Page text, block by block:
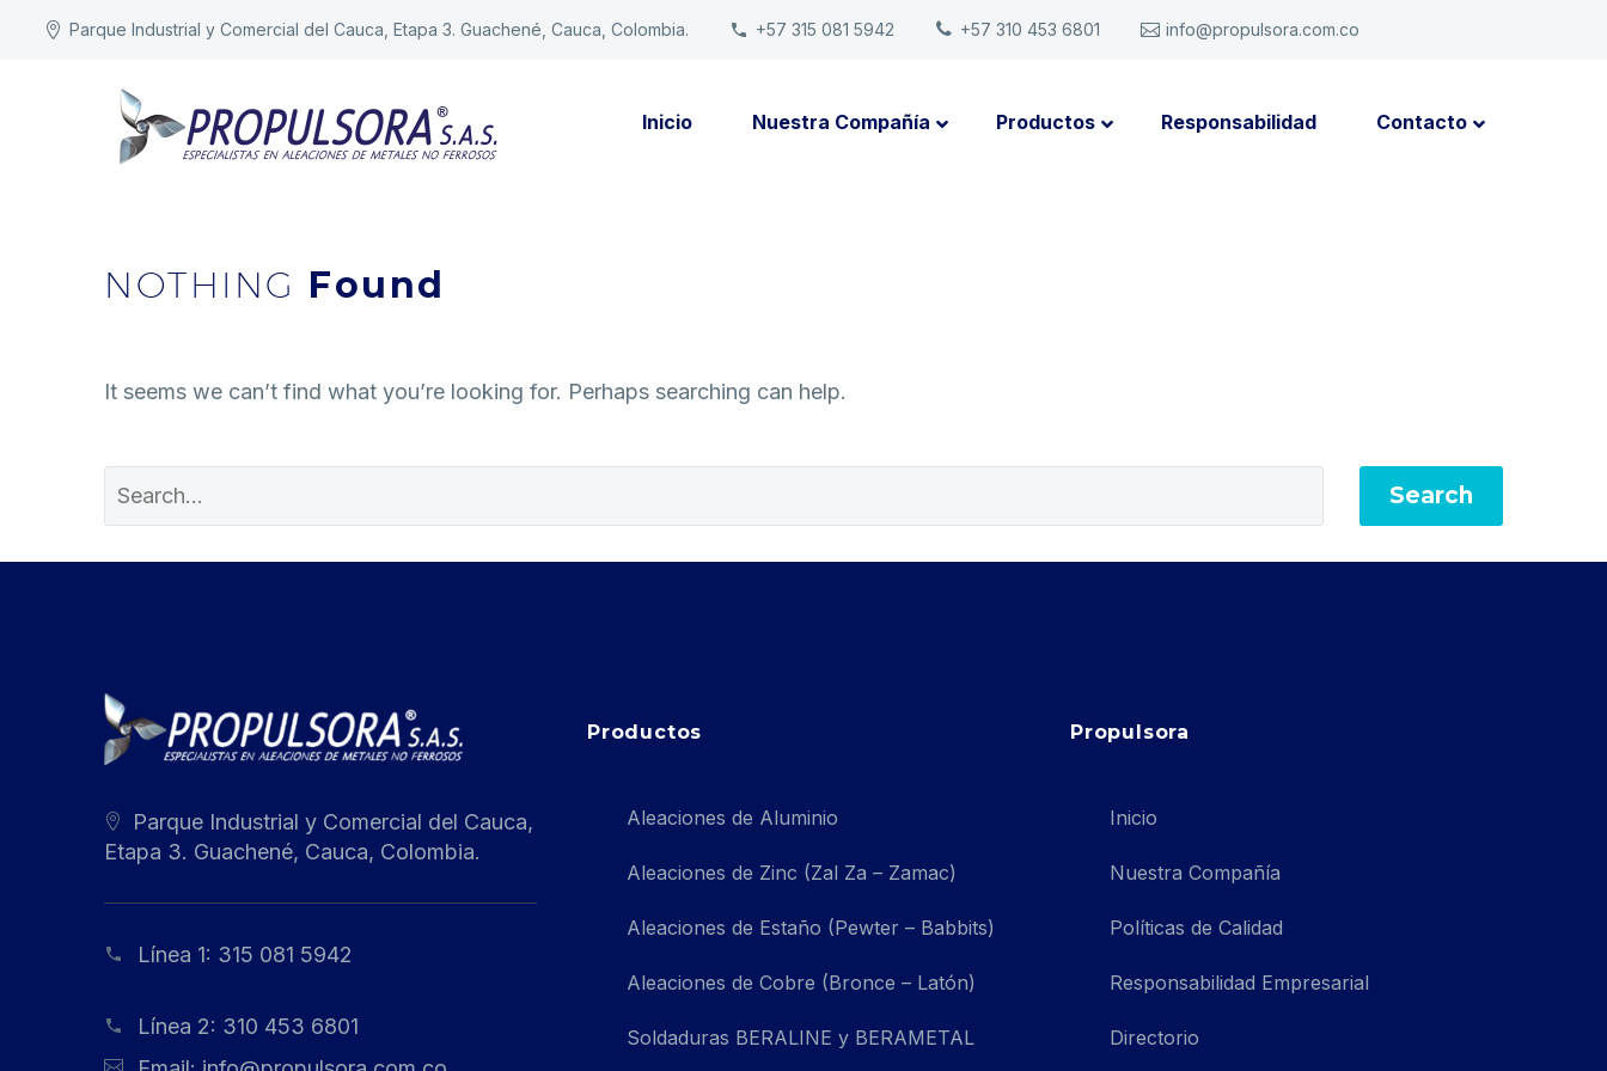
Parque Industrial y Comercial del Cauca, Etapa 3. Guachené, Cauca, Colombia. +57 315 081 5942 +57 310 453 6801 info@propulsora.com.co
Inicio Nuestra Compañía Productos Responsabilidad Contacto
NOTHING Found
It seems we can’t find what you’re looking for. Perhaps searching can help.
Search
Parque Industrial y Comercial del Cauca,
Etapa 3. Guachené, Cauca, Colombia.
Línea 1: 315 081 5942
Línea 2: 310 453 6801
Productos
Aleaciones de Aluminio
Aleaciones de Zinc (Zal Za – Zamac)
Aleaciones de Estaño (Pewter – Babbits)
Aleaciones de Cobre (Bronce – Latón)
Soldaduras BERALINE y BERAMETAL
Propulsora
Inicio
Nuestra Compañía
Políticas de Calidad
Responsabilidad Empresarial
Directorio